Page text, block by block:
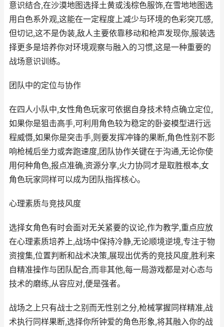
意识结合,在沙漠地图选择土黄或浅棕色服饰,在雪地地图选
用白色系外观,这能在一定程度上减少与环境的色彩突兀感,
但切记,这不是伪装,敌人主要依靠移动和枪声发现你,服装选
择更多是培养你对环境观察与融入的习惯,这是一种重要的
战场意识训练。
团队中的定位与协作
在四人小队中,女性角色玩家可依据自身技术特点确立定位,
如果你是狙击高手,可利用角色较为稳定的卧姿模型进行远
程威慑,如果你是突击手,则要发挥冲锋的果断,角色性别不影
响枪械后坐力或奔跑速度,团队协作关键在于沟通,无论你使
用何种角色,报点准确,资源分享,火力协同才是取胜根本,女
角色玩家同样可以成为团队指挥核心。
心理素质与竞技风度
选择女角色有时会面对无关紧要的议论,作为教学,重点应放
在心理素质培养上,战场中保持冷静,无论顺境逆境,专注于物
资搜集,位置判断和战术决策,展现出优秀的竞技风度,胜利来
自精准操作与团队配合,而非其他,每一局游戏都是对心态与
技术的磨练,从容应对,便是强者。
战场之上只有战士之别而无性别之分,枪械掌握同样精准,战
术执行同样果断,选择你所钟爱的角色形象,将其融入你的战